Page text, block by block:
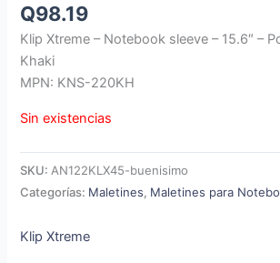
Q98.19
Klip Xtreme – Notebook sleeve – 15.6″ –
Khaki
MPN: KNS-220KH
Sin existencias
SKU: AN122KLX45-buenisimo
Categorías: Maletines, Maletines para
Klip Xtreme